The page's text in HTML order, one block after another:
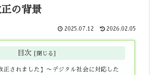
の背景
2025.07.12 2026.02.05
目次
正されました】〜デジタル社会に対応した